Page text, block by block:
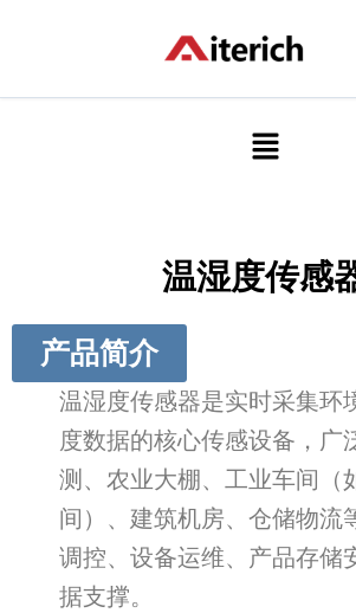
容
菜
单
温湿度传感
产品简介
温湿度传感器是实时采集环
度数据的核心传感设备，广
测、农业大棚、工业车间（
间）、建筑机房、仓储物流
调控、设备运维、产品存储
据支撑。